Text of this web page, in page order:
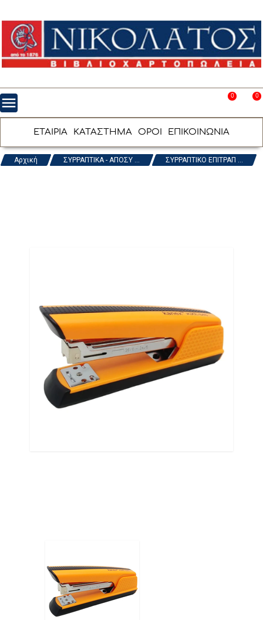
menu 0
favorite_border 0
shopping_cart
ΕΤΑΙΡΙΑ ΚΑΤΑΣΤΗΜΑ ΟΡΟΙ ΕΠΙΚΟΙΝΩΝΙΑ
Αρχική ΣΥΡΡΑΠΤΙΚΑ - ΑΠΟΣΥ ... ΣΥΡΡΑΠΤΙΚΟ ΕΠΙΤΡΑΠ ...